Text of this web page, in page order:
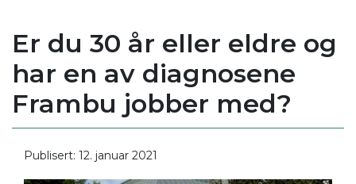
Er du 30 år eller eldre og
har en av diagnosene
Frambu jobber med?
Publisert: 12. januar 2021